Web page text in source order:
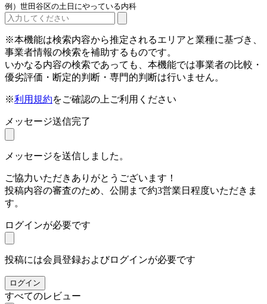
例）世田谷区の土日にやっている内科
※本機能は検索内容から推定されるエリアと業種に基づき、
事業者情報の検索を補助するものです。
いかなる内容の検索であっても、本機能では事業者の比較・
優劣評価・断定的判断・専門的判断は行いません。
※利用規約をご確認の上ご利用ください
メッセージ送信完了
メッセージを送信しました。
ご協力いただきありがとうございます！
投稿内容の審査のため、公開まで約3営業日程度いただきま
す。
ログインが必要です
投稿には会員登録およびログインが必要です
ログイン
すべてのレビュー